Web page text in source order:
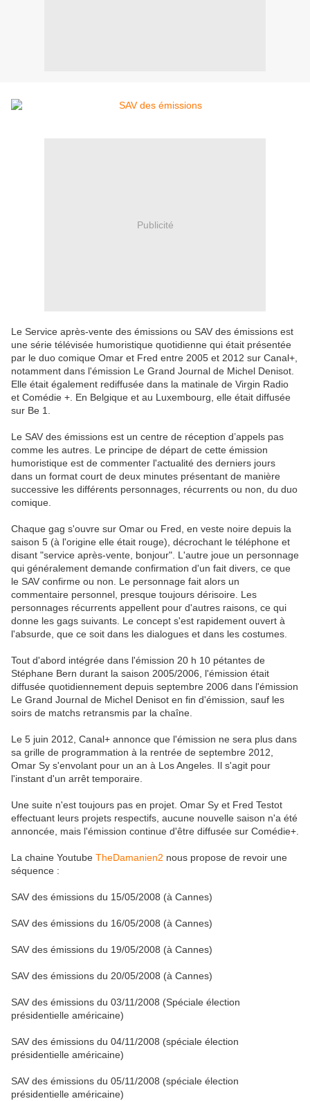
Publicité
Le Service après-vente des émissions ou SAV des émissions est
une série télévisée humoristique quotidienne qui était présentée
par le duo comique Omar et Fred entre 2005 et 2012 sur Canal+,
notamment dans l'émission Le Grand Journal de Michel Denisot.
Elle était également rediffusée dans la matinale de Virgin Radio
et Comédie +. En Belgique et au Luxembourg, elle était diffusée
sur Be 1.
Le SAV des émissions est un centre de réception d’appels pas
comme les autres. Le principe de départ de cette émission
humoristique est de commenter l'actualité des derniers jours
dans un format court de deux minutes présentant de manière
successive les différents personnages, récurrents ou non, du duo
comique.
Chaque gag s'ouvre sur Omar ou Fred, en veste noire depuis la
saison 5 (à l'origine elle était rouge), décrochant le téléphone et
disant "service après-vente, bonjour". L'autre joue un personnage
qui généralement demande confirmation d'un fait divers, ce que
le SAV confirme ou non. Le personnage fait alors un
commentaire personnel, presque toujours dérisoire. Les
personnages récurrents appellent pour d'autres raisons, ce qui
donne les gags suivants. Le concept s'est rapidement ouvert à
l'absurde, que ce soit dans les dialogues et dans les costumes.
Tout d'abord intégrée dans l'émission 20 h 10 pétantes de
Stéphane Bern durant la saison 2005/2006, l'émission était
diffusée quotidiennement depuis septembre 2006 dans l'émission
Le Grand Journal de Michel Denisot en fin d'émission, sauf les
soirs de matchs retransmis par la chaîne.
Le 5 juin 2012, Canal+ annonce que l'émission ne sera plus dans
sa grille de programmation à la rentrée de septembre 2012,
Omar Sy s'envolant pour un an à Los Angeles. Il s'agit pour
l'instant d'un arrêt temporaire.
Une suite n'est toujours pas en projet. Omar Sy et Fred Testot
effectuant leurs projets respectifs, aucune nouvelle saison n'a été
annoncée, mais l'émission continue d'être diffusée sur Comédie+.
La chaine Youtube TheDamanien2 nous propose de revoir une
séquence :
SAV des émissions du 15/05/2008 (à Cannes)
SAV des émissions du 16/05/2008 (à Cannes)
SAV des émissions du 19/05/2008 (à Cannes)
SAV des émissions du 20/05/2008 (à Cannes)
SAV des émissions du 03/11/2008 (Spéciale élection
présidentielle américaine)
SAV des émissions du 04/11/2008 (spéciale élection
présidentielle américaine)
SAV des émissions du 05/11/2008 (spéciale élection
présidentielle américaine)